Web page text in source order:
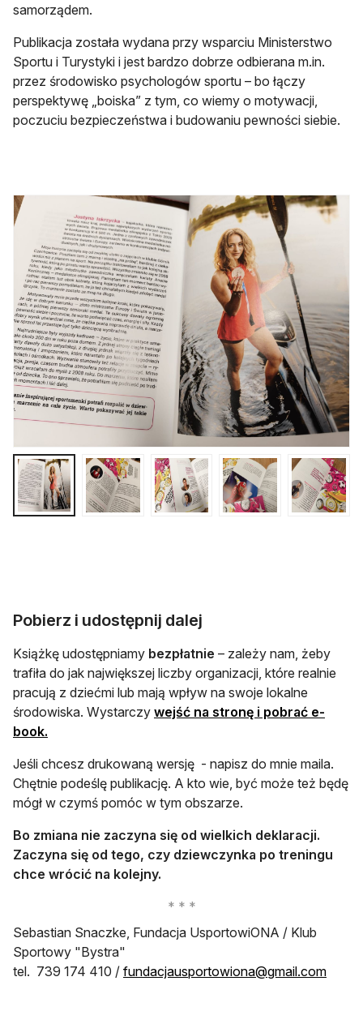
samorządem.
Publikacja została wydana przy wsparciu Ministerstwo
Sportu i Turystyki i jest bardzo dobrze odbierana m.in.
przez środowisko psychologów sportu – bo łączy
perspektywę „boiska” z tym, co wiemy o motywacji,
poczuciu bezpieczeństwa i budowaniu pewności siebie.
Pobierz i udostępnij dalej
Książkę udostępniamy bezpłatnie – zależy nam, żeby
trafiła do jak największej liczby organizacji, które realnie
pracują z dziećmi lub mają wpływ na swoje lokalne
środowiska. Wystarczy wejść na stronę i pobrać e-
book.
Jeśli chcesz drukowaną wersję - napisz do mnie maila.
Chętnie podeślę publikację. A kto wie, być może też będę
mógł w czymś pomóc w tym obszarze.
Bo zmiana nie zaczyna się od wielkich deklaracji.
Zaczyna się od tego, czy dziewczynka po treningu
chce wrócić na kolejny.
Sebastian Snaczke, Fundacja UsportowiONA / Klub
Sportowy "Bystra"
tel. 739 174 410 / fundacjausportowiona@gmail.com